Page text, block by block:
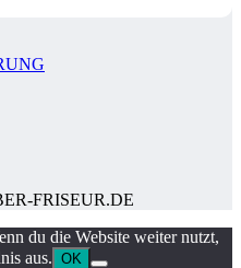
FRISEUR.DE
du die Website weiter nutzt,
aus. OK